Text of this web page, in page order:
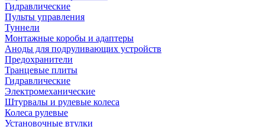
Гидравлические
Пульты управления
Туннели
Монтажные коробы и адаптеры
Аноды для подруливающих устройств
Предохранители
Транцевые плиты
Гидравлические
Электромеханические
Штурвалы и рулевые колеса
Колеса рулевые
Установочные втулки